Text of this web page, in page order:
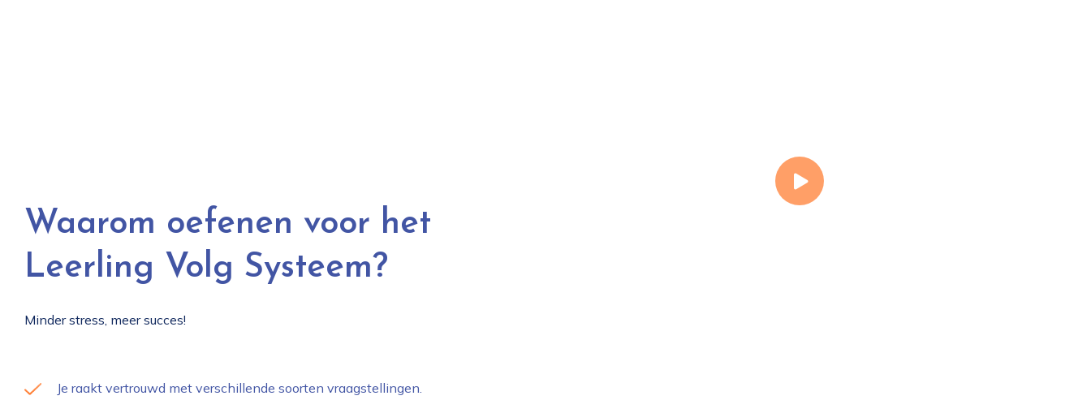
Waarom oefenen voor het
Leerling Volg Systeem?
Minder stress, meer succes!
Je raakt vertrouwd met verschillende soorten vraagstellingen.